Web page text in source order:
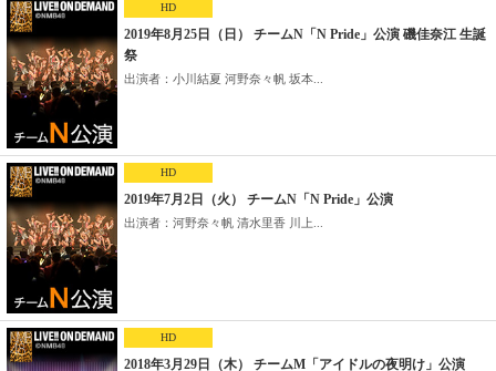
HD
2019年8月25日（日） チームN「N Pride」公演 磯佳奈江 生誕
祭
出演者：小川結夏 河野奈々帆 坂本...
HD
2019年7月2日（火） チームN「N Pride」公演
出演者：河野奈々帆 清水里香 川上...
HD
2018年3月29日（木） チームM「アイドルの夜明け」公演